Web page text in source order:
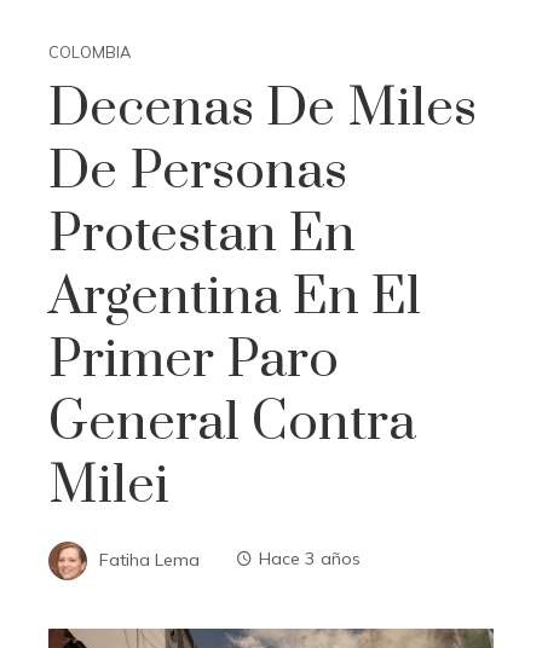
COLOMBIA
Decenas De Miles
De Personas
Protestan En
Argentina En El
Primer Paro
General Contra
Milei
Fatiha Lema Hace 3 años